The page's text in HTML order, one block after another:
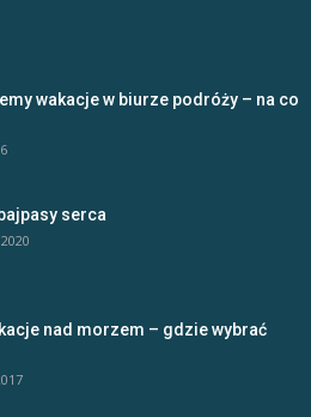
wakacje w biurze podróży – na co
serca
nad morzem – gdzie wybrać